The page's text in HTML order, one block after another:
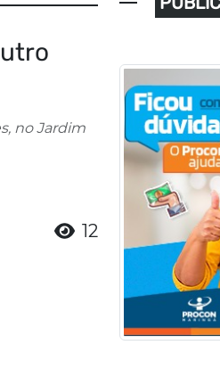
no Jardim
12